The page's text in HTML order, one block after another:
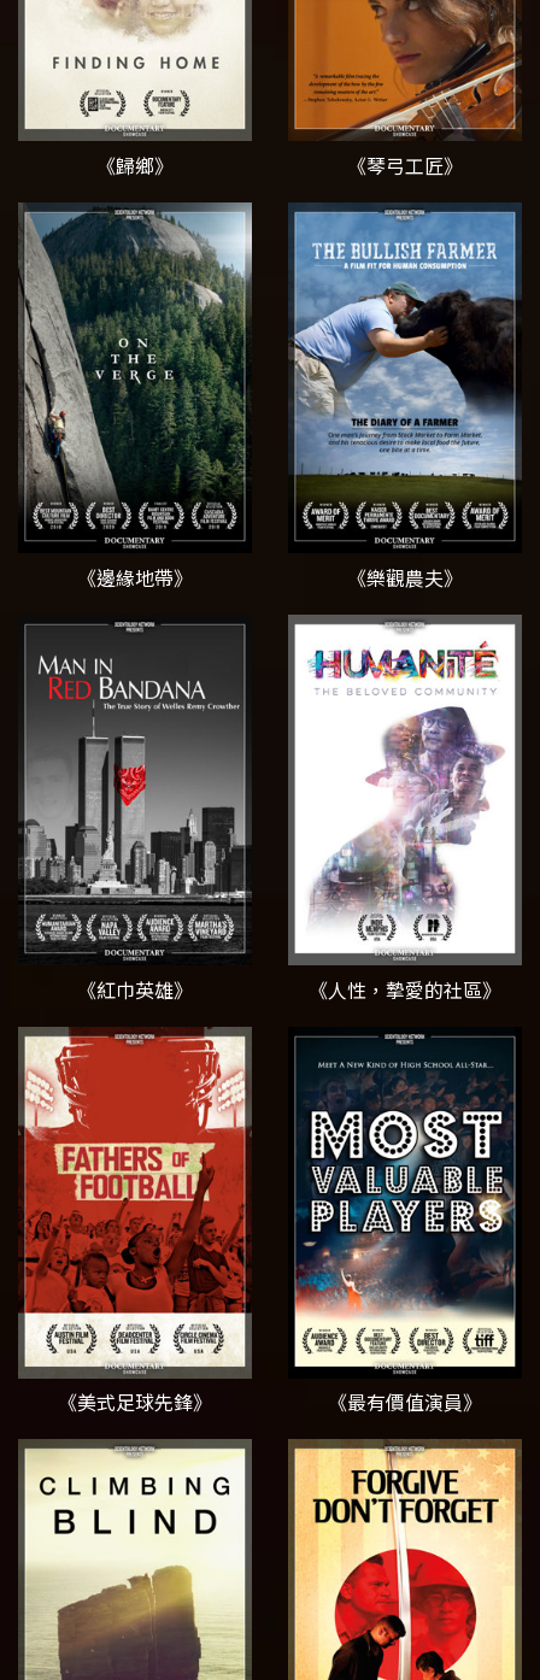
《歸鄉》 《琴弓工匠》
《邊緣地帶》 《樂觀農夫》
《紅巾英雄》 《人性，摯愛的社區》
《美式足球先鋒》 《最有價值演員》